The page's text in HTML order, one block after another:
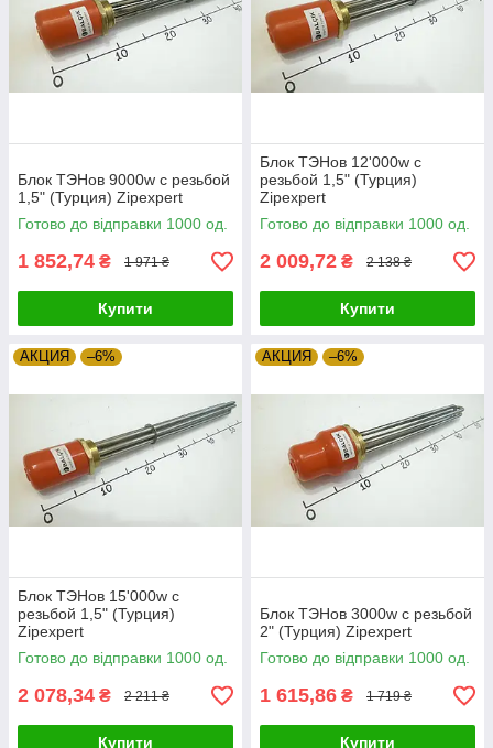
Блок ТЭНов 9000w с резьбой
1,5" (Турция) Zipexpert
Готово до відправки 1000 од.
1 852,74 ₴ 1 971 ₴
Купити
Блок ТЭНов 12'000w с
резьбой 1,5" (Турция)
Zipexpert
Готово до відправки 1000 од.
2 009,72 ₴ 2 138 ₴
Купити
АКЦИЯ –6%
Блок ТЭНов 15'000w с
резьбой 1,5" (Турция)
Zipexpert
Готово до відправки 1000 од.
2 078,34 ₴ 2 211 ₴
Купити
АКЦИЯ –6%
Блок ТЭНов 3000w с резьбой
2" (Турция) Zipexpert
Готово до відправки 1000 од.
1 615,86 ₴ 1 719 ₴
Купити